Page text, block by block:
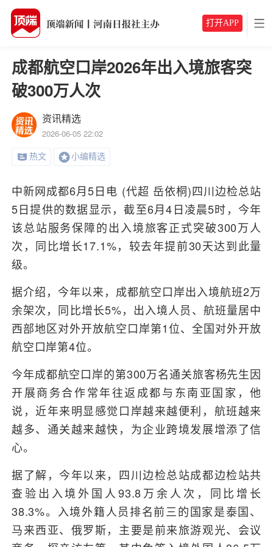
打开APP
成都航空口岸2026年出入境旅客突
破300万人次
资讯精选
2026-06-05 22:02
热文 小编精选
中新网成都6月5日电 (代超 岳依桐)四川边检总站
5日提供的数据显示，截至6月4日凌晨5时，今年
该总站服务保障的出入境旅客正式突破300万人
次，同比增长17.1%，较去年提前30天达到此量
级。
据介绍，今年以来，成都航空口岸出入境航班2万
余架次，同比增长5%，出入境人员、航班量居中
西部地区对外开放航空口岸第1位、全国对外开放
航空口岸第4位。
今年成都航空口岸的第300万名通关旅客杨先生因
开展商务合作常年往返成都与东南亚国家，他
说，近年来明显感觉口岸越来越便利，航班越来
越多、通关越来越快，为企业跨境发展增添了信
心。
据了解，今年以来，四川边检总站成都边检站共
查验出入境外国人93.8万余人次，同比增长
38.3%。入境外籍人员排名前三的国家是泰国、
马来西亚、俄罗斯，主要是前来旅游观光、会议